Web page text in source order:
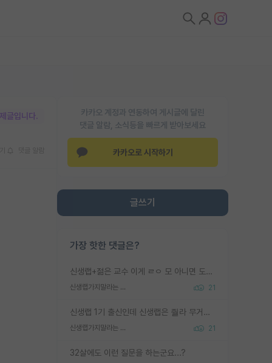
카카오 계정과 연동하여 게시글에 달린
댓글 알람, 소식등을 빠르게 받아보세요
카카오로 시작하기
글쓰기
가장 핫한 댓글은?
신생랩+젊은 교수 이게 ㄹㅇ 모 아니면 도인듯.
신생랩가지말라는 이유가 있었구나 21
신생랩 1기 출신인데 신생랩은 줠라 무거운 바벨 같은거임. 들면 대박인데 못들면 깔려 죽음. 아무도 알려주지 않는 환경에서 자생해야하지만, 일단 살아남았다면 그 어떤 사람보다 악착같고 생존력 높은 사람으로 거듭날 수 있음
신생랩가지말라는 이유가 있었구나 21
32살에도 이런 질문을 하는군요...?
글입니다.